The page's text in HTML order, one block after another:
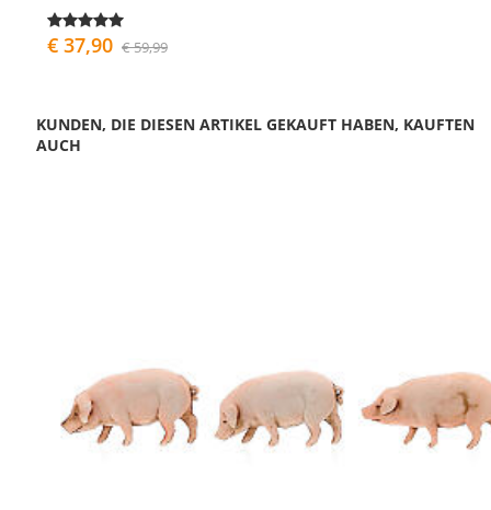
€ 37,90 € 59,99
KUNDEN, DIE DIESEN ARTIKEL GEKAUFT HABEN, KAUFTEN
AUCH